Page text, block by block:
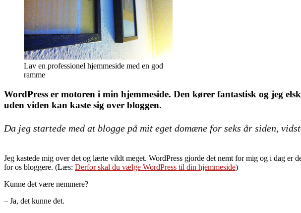
Lav en professionel hjemmeside med en god
ramme
WordPress er motoren i min hjemmeside. Den kører fantastisk og jeg
uden viden kan kaste sig over bloggen.
Da jeg startede med at blogge på mit eget domæne for seks år siden,
Jeg kastede mig over det og lærte vildt meget. WordPress gjorde det nemt for mig og i dag er
for os bloggere. (Læs: Derfor skal du vælge WordPress til din hjemmeside)
Kunne det være nemmere?
– Ja, det kunne det.